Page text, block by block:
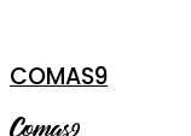
COMAS9